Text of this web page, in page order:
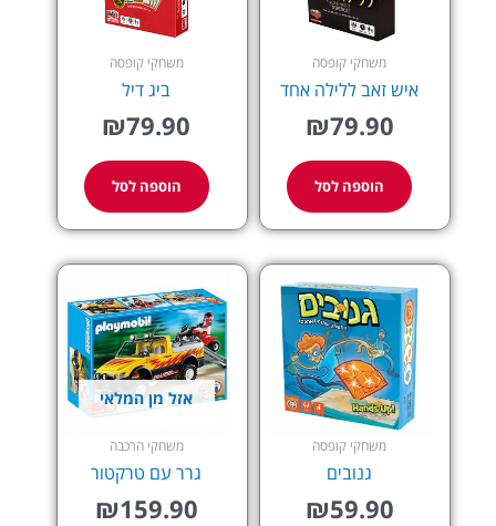
משחקי קופסה
איש זאב ללילה אחד
₪79.90
הוספה לסל
משחקי קופסה
ביג דיל
₪79.90
הוספה לסל
משחקי קופסה
גנובים
₪59.90
אזל מן המלאי
משחקי הרכבה
גרר עם טרקטור
₪159.90